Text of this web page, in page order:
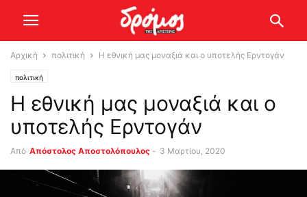
Αρχική πολιτική Η εθνική μας μοναξιά και ο υποτελής Ερντογάν
πολιτική
Η εθνική μας μοναξιά και ο
υποτελής Ερντογάν
Από Απόστολος Αποστολόπουλος - 3 Μαρτίου, 2020